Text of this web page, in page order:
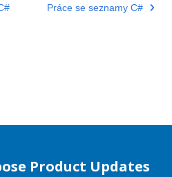
Práce se seznamy C#
Product Updates